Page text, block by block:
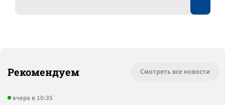
Рекомендуем Смотреть все новости
вчера в 10:35